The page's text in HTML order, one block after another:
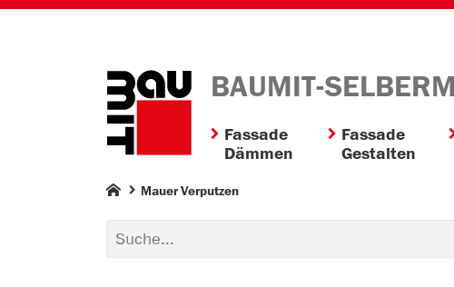
BAUMIT-
Fassade
Dämmen
Fassade
Gestalten
Mauer Verputzen